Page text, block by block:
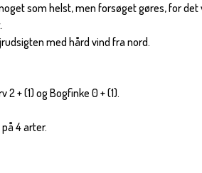
som helst, men forsøget gøres, for
med hård vind fra nord.
2 + (1) og Bogfinke 0 + (1).
4 arter.